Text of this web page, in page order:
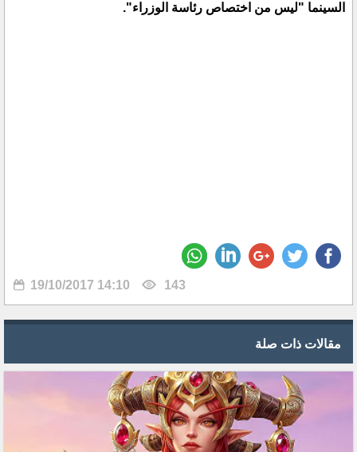
السينما "ليس من اختصاص رئاسة الوزراء".
19/10/2017 14:10 143
مقالات ذات صلة